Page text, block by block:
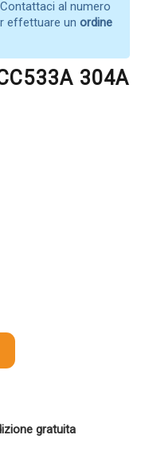
Contattaci al numero
effettuare un ordine
304A
prezzo
gratuita